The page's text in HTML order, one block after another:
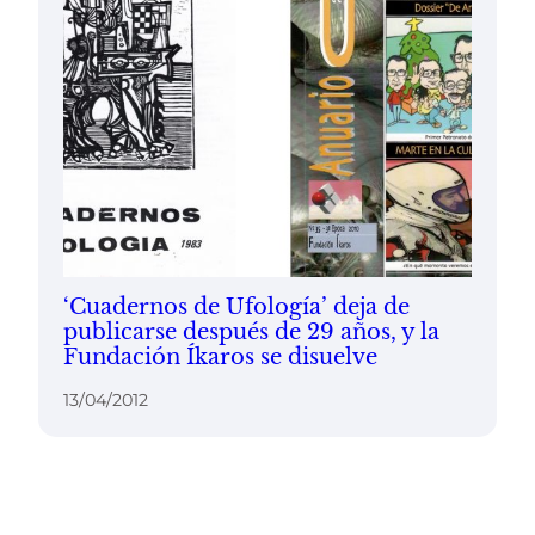
‘Cuadernos de Ufología’ deja de
publicarse después de 29 años, y la
Fundación Íkaros se disuelve
13/04/2012